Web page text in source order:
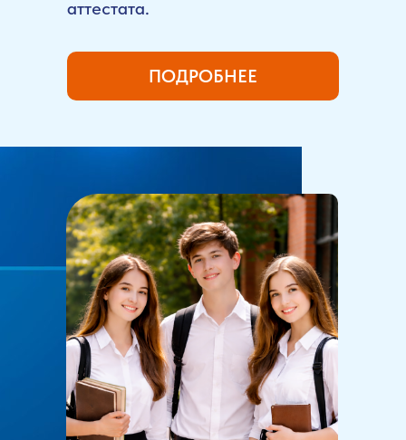
аттестата.
ПОДРОБНЕЕ